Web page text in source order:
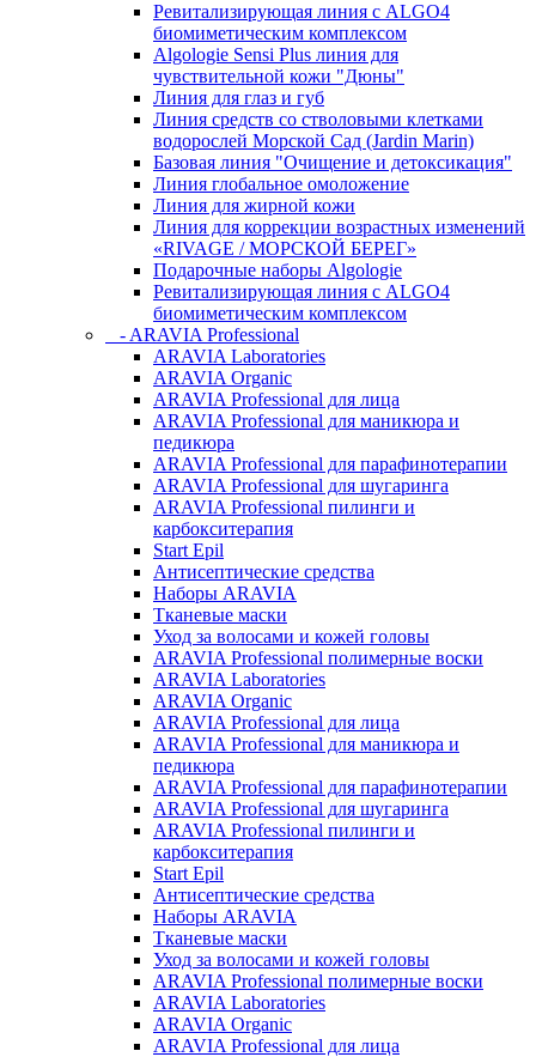
Ревитализирующая линия с ALGO4
биомиметическим комплексом
Algologie Sensi Plus линия для
чувcтвительной кожи "Дюны"
Линия для глаз и губ
Линия средств со стволовыми клетками
водорослей Морской Сад (Jardin Marin)
Базовая линия "Очищение и детоксикация"
Линия глобальное омоложение
Линия для жирной кожи
Линия для коррекции возрастных изменений
«RIVAGE / МОРСКОЙ БЕРЕГ»
Подарочные наборы Algologie
Ревитализирующая линия с ALGO4
биомиметическим комплексом
- ARAVIA Professional
ARAVIA Laboratories
ARAVIA Organic
ARAVIA Professional для лица
ARAVIA Professional для маникюра и
педикюра
ARAVIA Professional для парафинотерапии
ARAVIA Professional для шугаринга
ARAVIA Professional пилинги и
карбокситерапия
Start Epil
Антисептические средства
Наборы ARAVIA
Тканевые маски
Уход за волосами и кожей головы
ARAVIA Professional полимерные воски
ARAVIA Laboratories
ARAVIA Organic
ARAVIA Professional для лица
ARAVIA Professional для маникюра и
педикюра
ARAVIA Professional для парафинотерапии
ARAVIA Professional для шугаринга
ARAVIA Professional пилинги и
карбокситерапия
Start Epil
Антисептические средства
Наборы ARAVIA
Тканевые маски
Уход за волосами и кожей головы
ARAVIA Professional полимерные воски
ARAVIA Laboratories
ARAVIA Organic
ARAVIA Professional для лица